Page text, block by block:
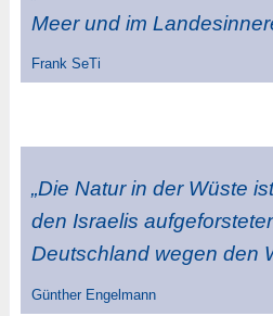
Meer und im
Frank SeTi
„Die Natur in der Wüste
den Israelis
Deutschland wegen den
Günther Engelmann